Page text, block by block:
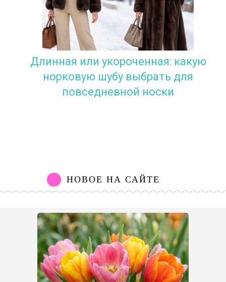
Длинная или укороченная: какую
норковую шубу выбрать для
повседневной носки
НОВОЕ НА САЙТЕ